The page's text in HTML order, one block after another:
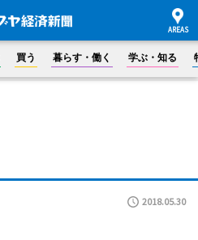
買う 暮らす・働く 学ぶ・知る
2018.05.30